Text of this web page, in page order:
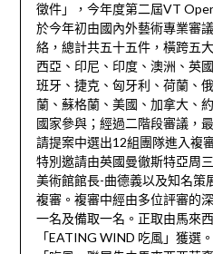
徵件」，今年度第二屆VT
於今年初由國內外藝術專業審
絡，總計共五十五件，橫跨五
西亞、印尼、印度、澳洲、英
班牙、捷克、匈牙利、荷蘭、
蘭、蘇格蘭、美國、加拿大、
國家參與；經過二階段審議，
請提案中選出12組團隊進入複
特別邀請由英國曼徹斯特亞周
美術館館長-曲德義以及知名策
複審。複審中經由多位評審的
一名及備取一名。正取由馬來
「EATING WIND 吃風」獲選。